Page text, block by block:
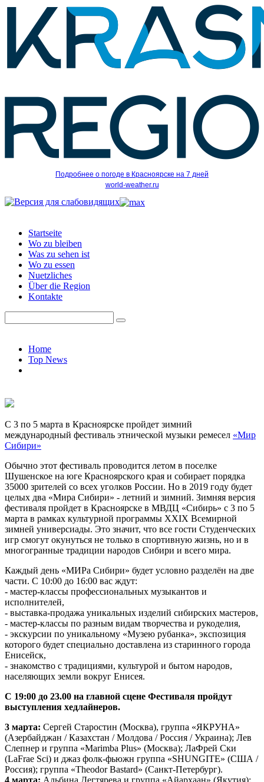
Подробнее о погоде в Красноярске на 7 дней
world-weather.ru
Startseite
Wo zu bleiben
Was zu sehen ist
Wo zu essen
Nuetzliches
Über die Region
Kontakte
Home
Top News
С 3 по 5 марта в Красноярске пройдет зимний
международный фестиваль этнической музыки ремесел «Мир
Сибири»
Обычно этот фестиваль проводится летом в поселке
Шушенское на юге Красноярского края и собирает порядка
35000 зрителей со всех уголков России. Но в 2019 году будет
целых два «Мира Сибири» - летний и зимний. Зимняя версия
фестиваля пройдет в Красноярске в МВДЦ «Сибирь» с 3 по 5
марта в рамках культурной программы XXIX Всемирной
зимней универсиады. Это значит, что все гости Студенческих
игр смогут окунуться не только в спортивную жизнь, но и в
многогранные традиции народов Сибири и всего мира.
Каждый день «МИРа Сибири» будет условно разделён на две
части. С 10:00 до 16:00 вас ждут:
- мастер-классы профессиональных музыкантов и
исполнителей,
- выставка-продажа уникальных изделий сибирских мастеров,
- мастер-классы по разным видам творчества и рукоделия,
- экскурсии по уникальному «Музею рубанка», экспозиция
которого будет специально доставлена из старинного города
Енисейск,
- знакомство с традициями, культурой и бытом народов,
населяющих земли вокруг Енисея.
С 19:00 до 23.00 на главной сцене Фестиваля пройдут
выступления хедлайнеров.
3 марта: Сергей Старостин (Москва), группа «ЯКРУНА»
(Азербайджан / Казахстан / Молдова / Россия / Украина); Лев
Слепнер и группа «Marimba Plus» (Москва); ЛаФрей Ски
(LaFrae Sci) и джаз фолк-фьюжн группа «SHUNGITE» (США /
Россия); группа «Theodor Bastard» (Санкт-Петербург).
4 марта: Альбина Дегтярева и группа «Айархаан» (Якутия);